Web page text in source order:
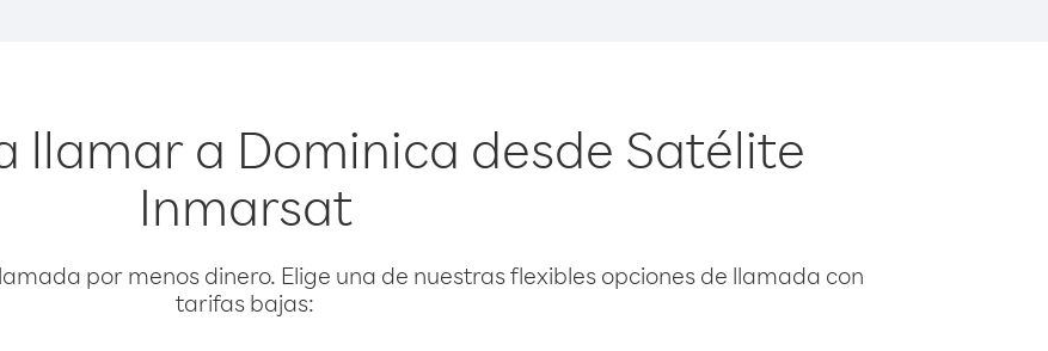
llamar a Dominica desde Satélite
Inmarsat
por menos dinero. Elige una de nuestras flexibles opciones de llamada con
tarifas bajas: